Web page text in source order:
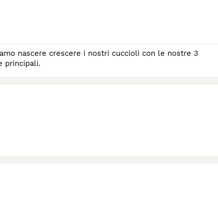
nascere crescere i nostri cuccioli con le nostre 3
principali.